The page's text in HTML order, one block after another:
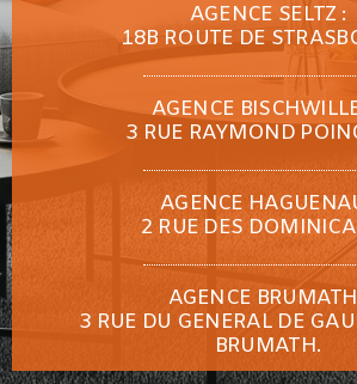
AGENCE SELTZ :
18B ROUTE DE
AGENCE
3 RUE RAYMOND
AGENCE
2 RUE DES
AGENCE
3 RUE DU GENERAL DE
BRUMATH.